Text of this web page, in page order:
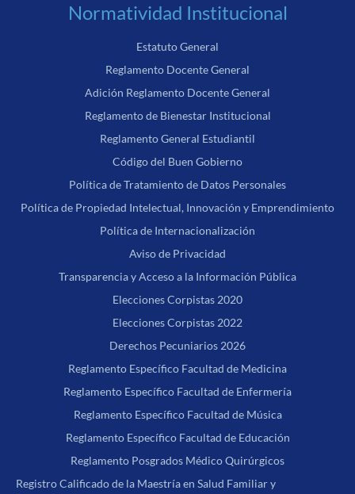
Normatividad Institucional
Estatuto General
Reglamento Docente General
Adición Reglamento Docente General
Reglamento de Bienestar Institucional
Reglamento General Estudiantil
Código del Buen Gobierno
Política de Tratamiento de Datos Personales
Política de Propiedad Intelectual, Innovación y Emprendimiento
Política de Internacionalización
Aviso de Privacidad
Transparencia y Acceso a la Información Pública
Elecciones Corpistas 2020
Elecciones Corpistas 2022
Derechos Pecuniarios 2026
Reglamento Específico Facultad de Medicina
Reglamento Específico Facultad de Enfermería
Reglamento Específico Facultad de Música
Reglamento Específico Facultad de Educación
Reglamento Posgrados Médico Quirúrgicos
Registro Calificado de la Maestría en Salud Familiar y